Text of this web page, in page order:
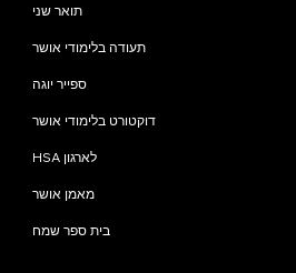
תואר שני
תעודה בלימודי אושר
ספייר יוגה
דוקטורט בלימודי אושר
HSA לארגון
מאמן אושר
בית ספר שמח